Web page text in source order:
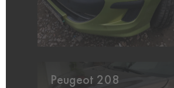
Peugeot 208